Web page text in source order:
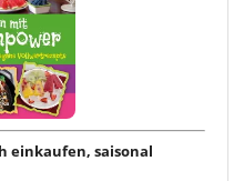
einkaufen, saisonal